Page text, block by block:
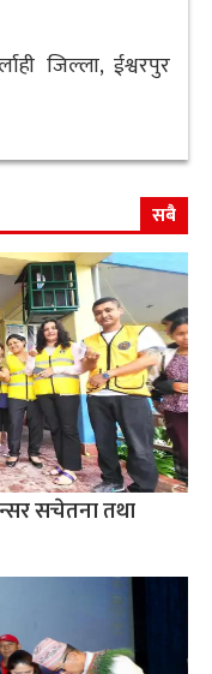
जिल्ला, ईश्वरपुर
सबै
सचेतना तथा